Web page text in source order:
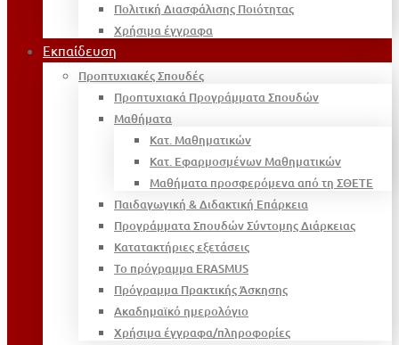
Πολιτική Διασφάλισης Ποιότητας
Χρήσιμα έγγραφα
Εκπαίδευση
Προπτυχιακές Σπουδές
Προπτυχιακά Προγράμματα Σπουδών
Μαθήματα
Κατ. Μαθηματικών
Κατ. Εφαρμοσμένων Μαθηματικών
Μαθήματα προσφερόμενα από τη ΣΘΕΤΕ
Παιδαγωγική & Διδακτική Επάρκεια
Προγράμματα Σπουδών Σύντομης Διάρκειας
Κατατακτήριες εξετάσεις
Το πρόγραμμα ERASMUS
Πρόγραμμα Πρακτικής Άσκησης
Ακαδημαϊκό ημερολόγιο
Χρήσιμα έγγραφα/πληροφορίες